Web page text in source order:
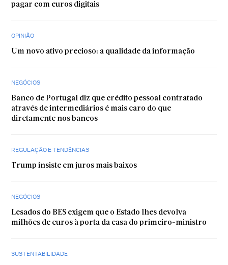
pagar com euros digitais
OPINIÃO
Um novo ativo precioso: a qualidade da informação
NEGÓCIOS
Banco de Portugal diz que crédito pessoal contratado
através de intermediários é mais caro do que
diretamente nos bancos
REGULAÇÃO E TENDÊNCIAS
Trump insiste em juros mais baixos
NEGÓCIOS
Lesados do BES exigem que o Estado lhes devolva
milhões de euros à porta da casa do primeiro-ministro
SUSTENTABILIDADE